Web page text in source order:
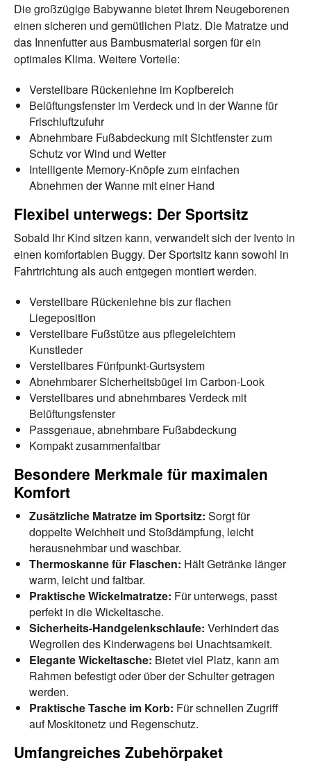
Die großzügige Babywanne bietet Ihrem Neugeborenen
einen sicheren und gemütlichen Platz. Die Matratze und
das Innenfutter aus Bambusmaterial sorgen für ein
optimales Klima. Weitere Vorteile:
Verstellbare Rückenlehne im Kopfbereich
Belüftungsfenster im Verdeck und in der Wanne für
Frischluftzufuhr
Abnehmbare Fußabdeckung mit Sichtfenster zum
Schutz vor Wind und Wetter
Intelligente Memory-Knöpfe zum einfachen
Abnehmen der Wanne mit einer Hand
Flexibel unterwegs: Der Sportsitz
Sobald Ihr Kind sitzen kann, verwandelt sich der Ivento in
einen komfortablen Buggy. Der Sportsitz kann sowohl in
Fahrtrichtung als auch entgegen montiert werden.
Verstellbare Rückenlehne bis zur flachen
Liegeposition
Verstellbare Fußstütze aus pflegeleichtem
Kunstleder
Verstellbares Fünfpunkt-Gurtsystem
Abnehmbarer Sicherheitsbügel im Carbon-Look
Verstellbares und abnehmbares Verdeck mit
Belüftungsfenster
Passgenaue, abnehmbare Fußabdeckung
Kompakt zusammenfaltbar
Besondere Merkmale für maximalen
Komfort
Zusätzliche Matratze im Sportsitz: Sorgt für
doppelte Weichheit und Stoßdämpfung, leicht
herausnehmbar und waschbar.
Thermoskanne für Flaschen: Hält Getränke länger
warm, leicht und faltbar.
Praktische Wickelmatratze: Für unterwegs, passt
perfekt in die Wickeltasche.
Sicherheits-Handgelenkschlaufe: Verhindert das
Wegrollen des Kinderwagens bei Unachtsamkeit.
Elegante Wickeltasche: Bietet viel Platz, kann am
Rahmen befestigt oder über der Schulter getragen
werden.
Praktische Tasche im Korb: Für schnellen Zugriff
auf Moskitonetz und Regenschutz.
Umfangreiches Zubehörpaket